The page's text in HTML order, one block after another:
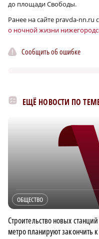
до площади Свободы.
Ранее на сайте pravda-nn.ru
о ночной жизни
Сообщить об ошибке
ЕЩЁ НОВОСТИ ПО
ОБЩЕСТВО
Строительство новых
метро планируют закончить